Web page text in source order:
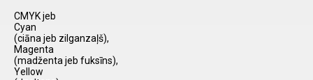
CMYK jeb
Cyan
(ciāna jeb zilganzaļš),
Magenta
(madženta jeb fuksīns),
Yellow